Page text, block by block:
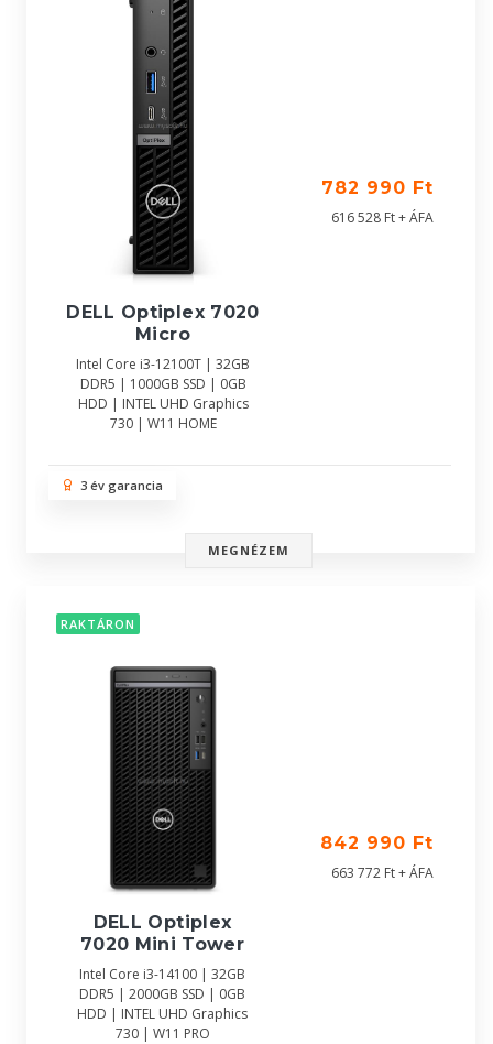
DELL Optiplex 7020
Micro
Intel Core i3-12100T | 32GB
DDR5 | 1000GB SSD | 0GB
HDD | INTEL UHD Graphics
730 | W11 HOME
782 990 Ft
616 528 Ft + ÁFA
3 év garancia
MEGNÉZEM
RAKTÁRON
DELL Optiplex
7020 Mini Tower
Intel Core i3-14100 | 32GB
DDR5 | 2000GB SSD | 0GB
HDD | INTEL UHD Graphics
730 | W11 PRO
842 990 Ft
663 772 Ft + ÁFA